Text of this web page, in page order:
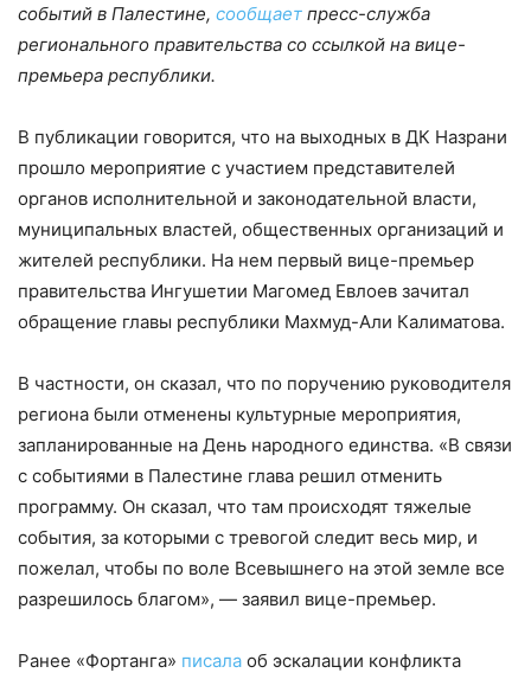
событий в Палестине, сообщает пресс-служба
регионального правительства со ссылкой на вице-
премьера республики.
В публикации говорится, что на выходных в ДК Назрани
прошло мероприятие с участием представителей
органов исполнительной и законодательной власти,
муниципальных властей, общественных организаций и
жителей республики. На нем первый вице-премьер
правительства Ингушетии Магомед Евлоев зачитал
обращение главы республики Махмуд-Али Калиматова.
В частности, он сказал, что по поручению руководителя
региона были отменены культурные мероприятия,
запланированные на День народного единства. «В связи
с событиями в Палестине глава решил отменить
программу. Он сказал, что там происходят тяжелые
события, за которыми с тревогой следит весь мир, и
пожелал, чтобы по воле Всевышнего на этой земле все
разрешилось благом», — заявил вице-премьер.
Ранее «Фортанга» писала об эскалации конфликта